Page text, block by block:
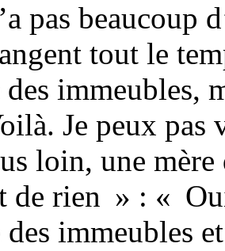
pas beaucoup
tout le
immeubles,
Je peux pas
loin, une
de rien » : «
immeubles